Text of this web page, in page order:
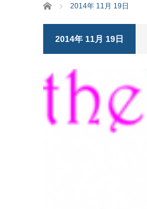
ホーム 2014年 11月 19日
2014年 11月 19日